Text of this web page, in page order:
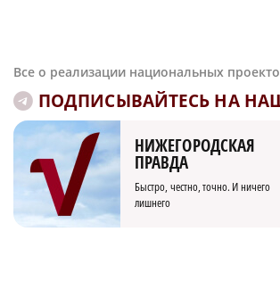
Все о реализации национальных
ПОДПИСЫВАЙТЕСЬ НА
НИЖЕГОРОДСКАЯ
ПРАВДА
Быстро, честно, точно. И ничего
лишнего